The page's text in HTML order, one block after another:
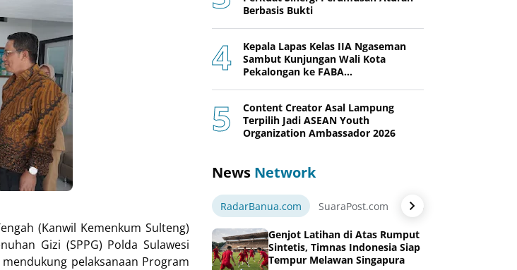
(Kanwil Kemenkum Sulteng)
Gizi (SPPG) Polda Sulawesi
pelaksanaan Program
Berbasis Bukti
Kepala Lapas Kelas IIA Ngaseman
Sambut Kunjungan Wali Kota
Pekalongan ke FABA
Content Creator Asal Lampung
Terpilih Jadi ASEAN Youth
Organization Ambassador 2026
News Network
RadarBanua.com SuaraPost.com NarasiNews.com
Genjot Latihan di Atas Rumput
Sintetis, Timnas Indonesia Siap
Tempur Melawan Singapura